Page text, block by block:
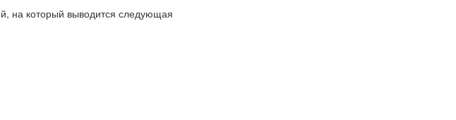
на который выводится следующая